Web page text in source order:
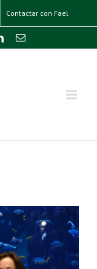
Contactar con Fael